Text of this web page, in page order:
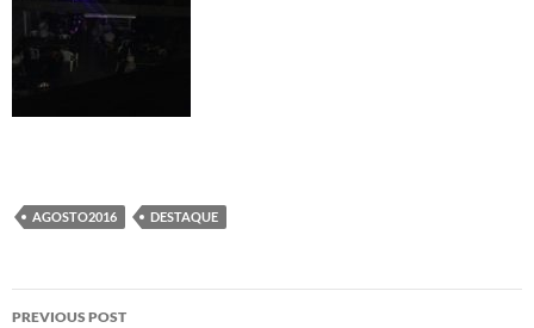
AGOSTO2016 DESTAQUE
Post
PREVIOUS POST